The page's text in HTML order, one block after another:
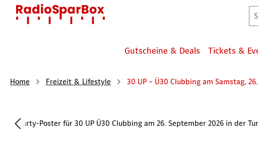
Hauptinhalt springen
Zur Suche springen
Zur Hauptnavigation springen
Gutscheine & Deals Tickets &
Home Freizeit & Lifestyle 30 UP – Ü30 Clubbing am Samstag,
Bildergalerie überspringen